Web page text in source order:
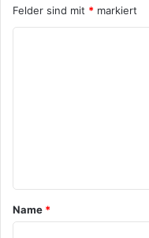
Felder sind mit * markiert
a
Name *